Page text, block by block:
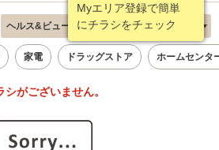
Myエリア登録で簡単
にチラシをチェック
ヘルス&ビューティ・フィットネス 新着順
家電 ドラッグストア ホームセンタ
がございません。